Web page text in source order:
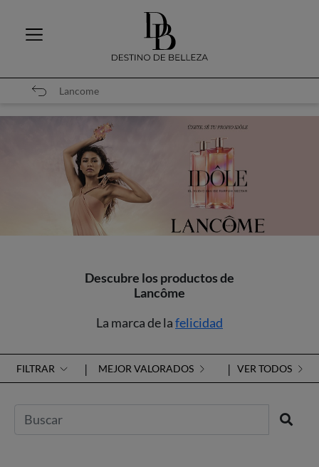
Lancome
Descubre los productos de
Lancôme
La marca de lafelicidad
FILTRAR MEJOR VALORADOS VER TODOS